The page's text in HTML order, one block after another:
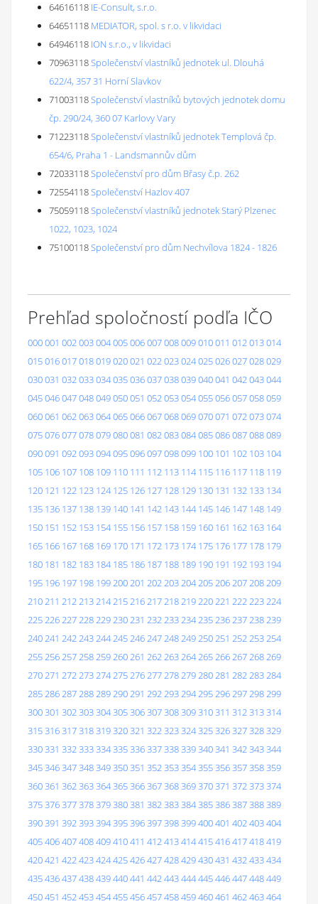
64616118 IE-Consult, s.r.o.
64651118 MEDIATOR, spol. s r.o. v likvidaci
64946118 ION s.r.o., v likvidaci
70963118Společenství vlastníků jednotek ul. Dlouhá
622/4, 357 31 Horní Slavkov
71003118Společenství vlastníků bytových jednotek domu
čp. 290/24, 360 07 Karlovy Vary
71223118Společenství vlastníků jednotek Templová čp.
654/6, Praha 1 - Landsmannův dům
72033118Společenství pro dům Břasy č.p. 262
72554118Společenství Hazlov 407
75059118Společenství vlastníků jednotek Starý Plzenec
1022, 1023, 1024
75100118Společenství pro dům Nechvílova 1824 - 1826
Prehľad spoločností podľa IČO
000001 002003004005006007008009010011 012013014
015016017018019020021 022023024025026027028029
030031 032033034035036037038039040041 042043044
045046047048049050051 052053054055056057058059
060061 062063064065066067068069070071 072073074
075076077078079080081 082083084085086087088089
090091 092093094095096097098099 100 101 102 103 104
105 106 107 108 109 110 111 112 113 114 115 116 117 118 119
120 121 122 123 124 125 126 127 128 129 130 131 132 133 134
135 136 137 138 139 140 141 142 143 144 145 146 147 148 149
150 151 152 153 154 155 156 157 158 159 160 161 162 163 164
165 166 167 168 169 170 171 172 173 174 175 176 177 178 179
180 181 182 183 184 185 186 187 188 189 190 191 192 193 194
195 196 197 198 199200201 202203204205206207208209
210211 212213214215216217218219220221 222223224
225226227228229230231 232233234235236237238239
240241 242243244245246247248249250251 252253254
255256257258259260261 262263264265266267268269
270271 272273274275276277278279280281 282283284
285286287288289290291 292293294295296297298299
300301 302303304305306307308309310311 312313314
315316317318319320321 322323324325326327328329
330331 332333334335336337338339340341 342343344
345346347348349350351 352353354355356357358359
360361 362363364365366367368369370371 372373374
375376377378379380381 382383384385386387388389
390391 392393394395396397398399400401 402403404
405406407408409410411 412413414415416417418419
420421 422423424425426427428429430431 432433434
435436437438439440441 442443444445446447448449
450451 452453454455456457458459460461 462463464